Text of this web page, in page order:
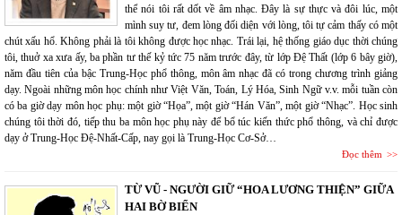
thể nói tôi rất dốt về âm nhạc. Đây là sự thực và đôi lúc, một
mình suy tư, đem lòng đối diện với lòng, tôi tự cảm thấy có một
chút xấu hổ. Không phải là tôi không được học nhạc. Trái lại, hệ thống giáo dục thời chúng
tôi, thuở xa xưa ấy, ba phần tư thế kỷ tức 75 năm trước đây, từ lớp Đệ Thất (lớp 6 bây giờ),
năm đầu tiên của bậc Trung-Học phổ thông, môn âm nhạc đã có trong chương trình giảng
dạy. Ngoài những môn học chính như Việt Văn, Toán, Lý Hóa, Sinh Ngữ v.v. mỗi tuần còn
có ba giờ dạy môn học phụ: một giờ “Họa”, một giờ “Hán Văn”, một giờ “Nhạc”. Học sinh
chúng tôi thời đó, tiếp thu ba môn học phụ này để bổ túc kiến thức phổ thông, và chỉ được
dạy ở Trung-Học Đệ-Nhất-Cấp, nay gọi là Trung-Học Cơ-Sở…
Đọc thêm
TỪ VŨ - NGƯỜI GIỮ “HOA LƯƠNG THIỆN” GIỮA
HAI BỜ BIỂN